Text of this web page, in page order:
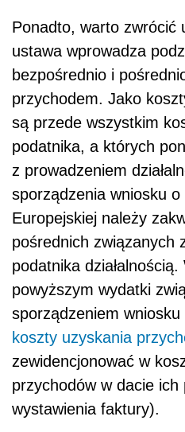
Ponadto, warto zwrócić
ustawa wprowadza
bezpośrednio i
przychodem. Jako
są przede wszystkim
podatnika, a których
z prowadzeniem
sporządzenia wniosku
Europejskiej należy
pośrednich związanych
podatnika
powyższym wydatki
sporządzeniem
koszty uzyskania
zewidencjonować w
przychodów w dacie ich
wystawienia faktury).